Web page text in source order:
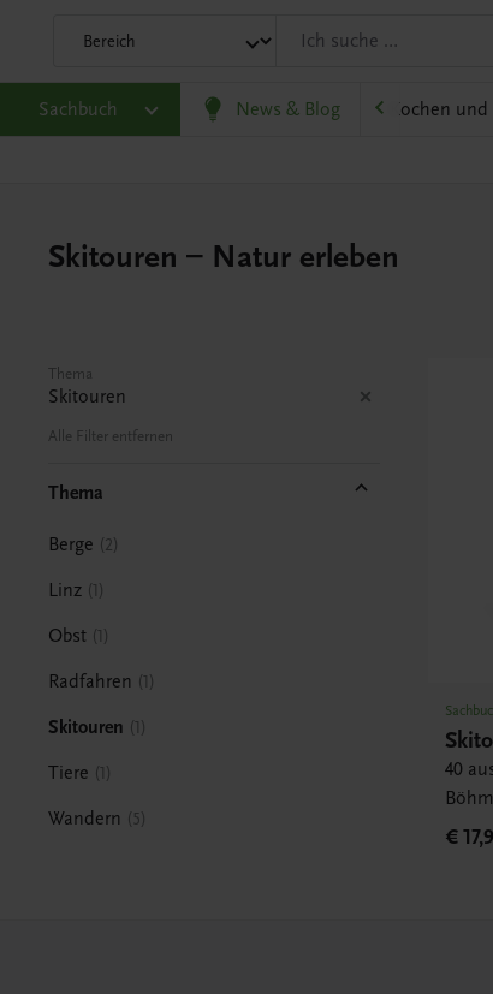
Sachbuch News & Blog
und Wirtschaft Karriere und Beruf Kochen
Skitouren – Natur erleben
Thema
Skitouren
Alle Filter entfernen
Thema
Berge 2
Linz 1
Obst 1
Radfahren 1
Skitouren 1
Tiere 1
Wandern 5
40
€